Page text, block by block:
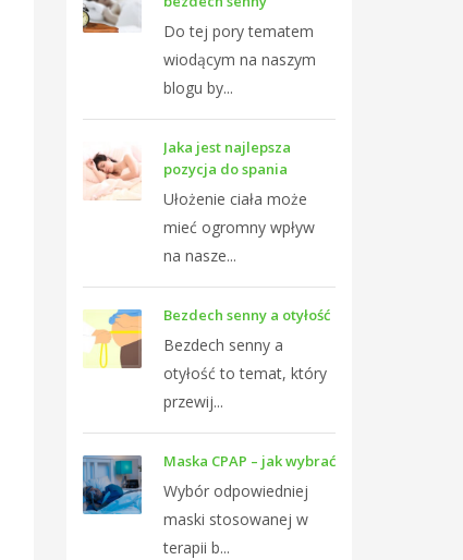
Do tej pory tematem
wiodącym na naszym
blogu by...
Jaka jest najlepsza
pozycja do spania
Ułożenie ciała może
mieć ogromny wpływ
na nasze...
Bezdech senny a otyłość
Bezdech senny a
otyłość to temat, który
przewij...
Maska CPAP – jak wybrać
Wybór odpowiedniej
maski stosowanej w
terapii b...